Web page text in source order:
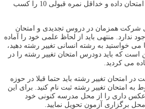
را درشهریور امتحان داده و خداقل نمره قبولی 10 را کسب
شرکت همزمان در دروس تجدیدی و امتحان
ندارد. منتهی باید از لحاظ علمی خود را آماده
می خواستید به رشته انسانی تغییر رشته دهید،
است که باید دودرس امتحان تغییر رشته را در
می کردید.
در امتحان تغییر رشته باید حتما قبلا در حوزه
به امتحان تغییر رشته ثبت نام کنید. برای این
عکس داری را از محل مدرسه کنونی خود
برگزاری آزمون تحویل نمایید.